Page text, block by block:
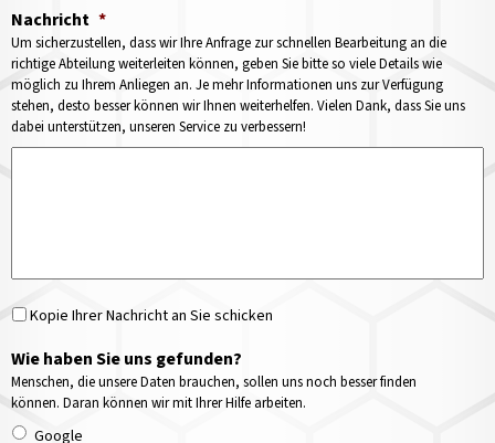
Nachricht *
Um sicherzustellen, dass wir Ihre Anfrage zur schnellen Bearbeitung an die
richtige Abteilung weiterleiten können, geben Sie bitte so viele Details wie
möglich zu Ihrem Anliegen an. Je mehr Informationen uns zur Verfügung
stehen, desto besser können wir Ihnen weiterhelfen. Vielen Dank, dass Sie uns
dabei unterstützen, unseren Service zu verbessern!
Kopie Ihrer Nachricht an Sie schicken
Wie haben Sie uns gefunden?
Menschen, die unsere Daten brauchen, sollen uns noch besser finden
können. Daran können wir mit Ihrer Hilfe arbeiten.
Google